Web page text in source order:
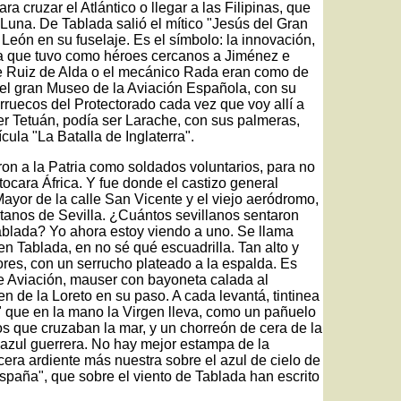
cruzar el Atlántico o llegar a las Filipinas, que
De Tablada salió el mítico "Jesús del Gran
en su fuselaje. Es el símbolo: la innovación,
tuvo como héroes cercanos a Jiménez e
de Alda o el mecánico Rada eran como de
gran Museo de la Aviación Española, con su
del Protectorado cada vez que voy allí a
Tetuán, podía ser Larache, con sus palmeras,
"La Batalla de Inglaterra".
a la Patria como soldados voluntarios, para no
África. Y fue donde el castizo general
de la calle San Vicente y el viejo aeródromo,
de Sevilla. ¿Cuántos sevillanos sentaron
Yo ahora estoy viendo a uno. Se llama
Tablada, en no sé qué escuadrilla. Tan alto y
con un serrucho plateado a la espalda. Es
mauser con bayoneta calada al
de la Loreto en su paso. A cada levantá, tintinea
en la mano la Virgen lleva, como un pañuelo
que cruzaban la mar, y un chorreón de cera de la
guerrera. No hay mejor estampa de la
ardiente más nuestra sobre el azul de cielo de
que sobre el viento de Tablada han escrito